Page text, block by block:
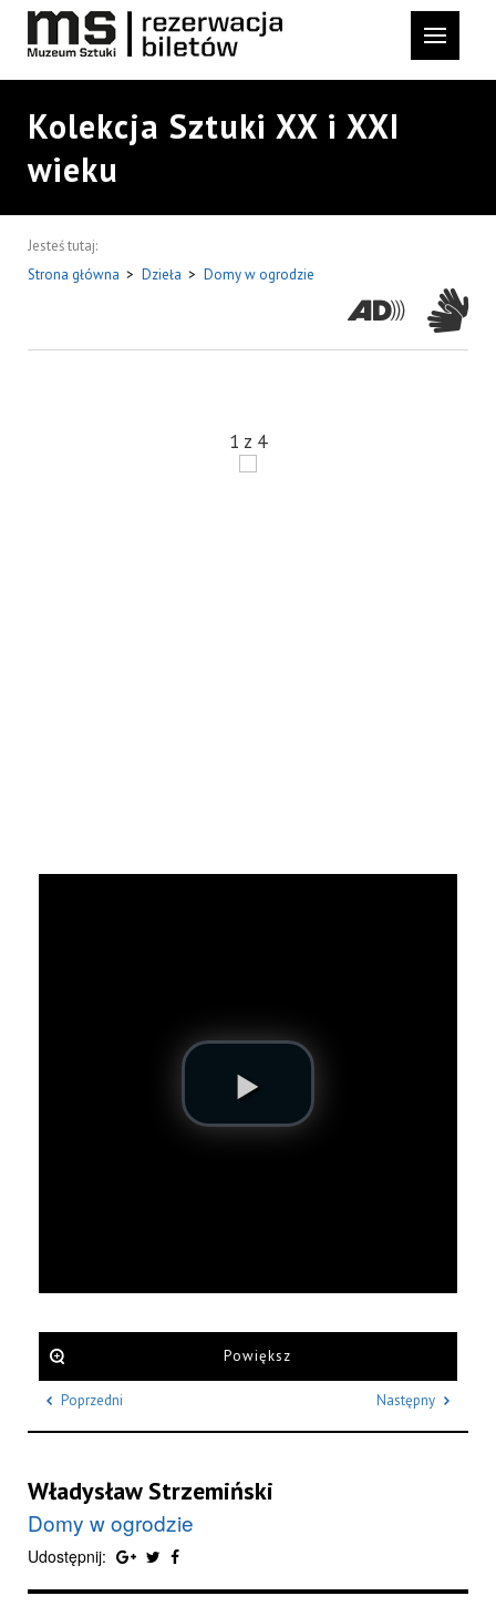
Kolekcja Sztuki XX i XXI
wieku
Jesteś tutaj:
Strona główna > Dzieła > Domy w ogrodzie
1 z 4
Powiększ
Poprzedni Następny
Władysław Strzemiński
Domy w ogrodzie
Udostępnij: